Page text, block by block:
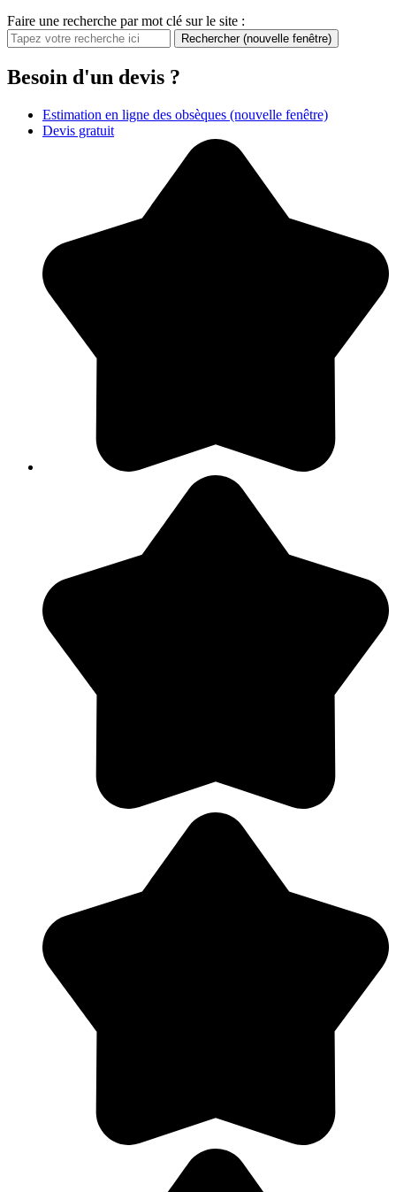
Faire une recherche par mot clé sur le site :
Rechercher (nouvelle fenêtre)
Besoin d'un devis ?
Estimation en ligne des obsèques (nouvelle fenêtre)
Devis gratuit